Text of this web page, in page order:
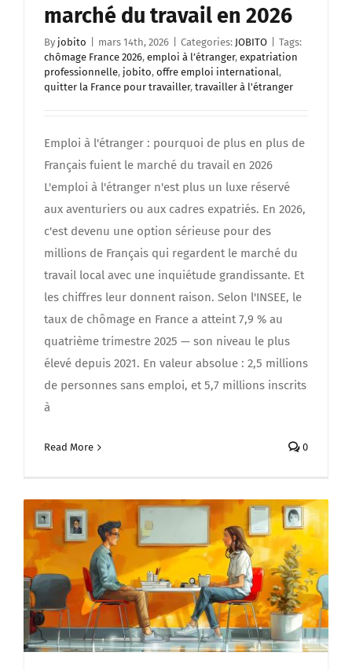
marché du travail en 2026
By jobito mars 14th, 2026 Categories: JOBITO
Tags:
chômage France 2026, emploi à l’étranger, expatriation
professionnelle, jobito, offre emploi international,
quitter la France pour travailler, travailler à l'étranger
Emploi à l'étranger : pourquoi de plus en plus de
Français fuient le marché du travail en 2026
L'emploi à l'étranger n'est plus un luxe réservé
aux aventuriers ou aux cadres expatriés. En 2026,
c'est devenu une option sérieuse pour des
millions de Français qui regardent le marché du
travail local avec une inquiétude grandissante. Et
les chiffres leur donnent raison. Selon l'INSEE, le
taux de chômage en France a atteint 7,9 % au
quatrième trimestre 2025 — son niveau le plus
élevé depuis 2021. En valeur absolue : 2,5 millions
de personnes sans emploi, et 5,7 millions inscrits
à
Read More 0